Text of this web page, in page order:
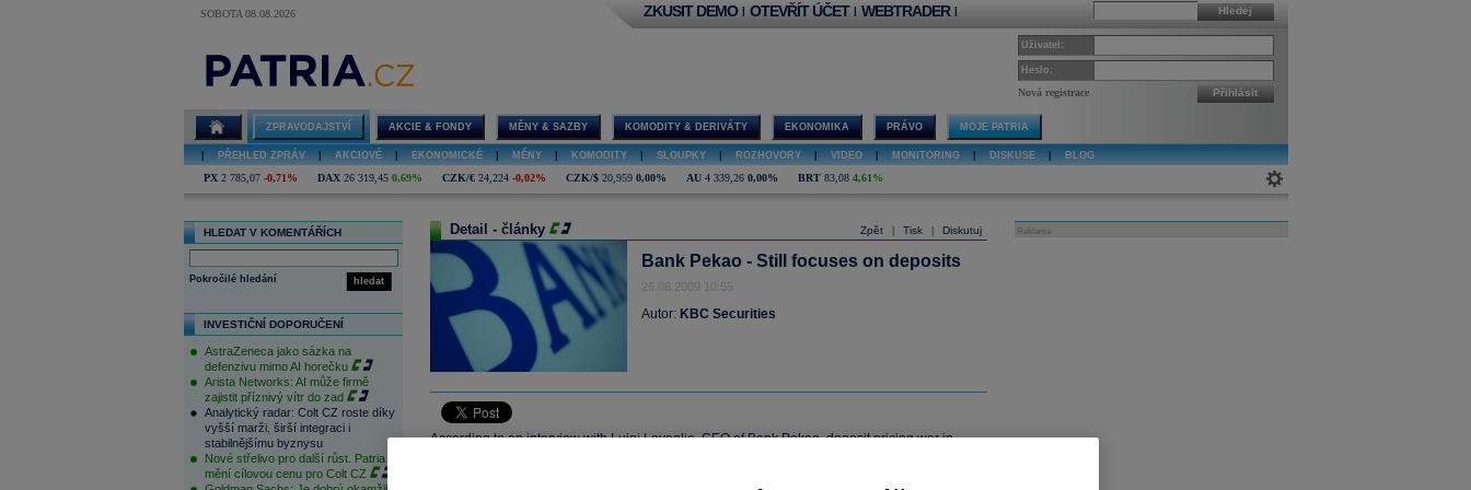
SOBOTA 08.08.2026 Hledej
ZKUSIT DEMO | OTEVŘÍT ÚČET | WEBTRADER |
Uživatel:
Heslo:
Nová registrace Přihlásit
ZPRAVODAJSTVÍ AKCIE & FONDY MĚNY & SAZBY KOMODITY & DERIVÁTY EKONOMIKA PRÁVO MOJE PATRIA
PŘEHLED ZPRÁV AKCIOVÉ EKONOMICKÉ MĚNY KOMODITY SLOUPKY ROZHOVORY VIDEO MONITORING DISKUSE BLOG
PX 2 785,07 -0,71% DAX 26 319,45 0,69% CZK/€ 24,224 -0,02% CZK/$ 20,959 0,00% AU 4 339,26 0,00% BRT 83,08 4,61%
HLEDAT V KOMENTÁŘÍCH
hledat
Pokročilé hledání
INVESTIČNÍ DOPORUČENÍ
AstraZeneca jako sázka na
defenzivu mimo AI horečku
Arista Networks: AI může firmě
zajistit příznivý vítr do zad
Analytický radar: Colt CZ roste díky
vyšší marži, širší integraci i
stabilnějšímu byznysu
Nové střelivo pro další růst. Patria
mění cílovou cenu pro Colt CZ
Zpět Tisk Diskutuj
Detail - články
Bank Pekao - Still focuses on deposits
26.06.2009 10:55
Autor: KBC Securities
According to an interview with Luigi Lovaglio, CEO of Bank Pekao, deposit pricing war in
Reklama